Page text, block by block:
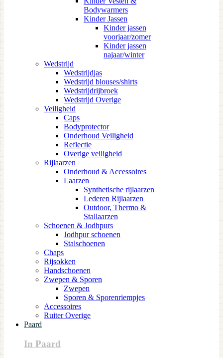
Bodywarmers
Kinder Jassen
Kinder jassen
voorjaar/zomer
Kinder jassen
najaar/winter
Wedstrijd
Wedstrijdjas
Wedstrijd blouses/shirts
Wedstrijdrijbroek
Wedstrijd Overige
Veiligheid
Caps
Bodyprotector
Onderhoud Veiligheid
Reflectie
Overige veiligheid
Rijlaarzen
Onderhoud & Accessoires
Laarzen
Synthetische rijlaarzen
Lederen Rijlaarzen
Outdoor, Thermo &
Stallaarzen
Schoenen & Jodhpurs
Jodhpur schoenen
Stalschoenen
Chaps
Rijsokken
Handschoenen
Zwepen & Sporen
Zwepen
Sporen & Sporenriempjes
Accessoires
Ruiter Overige
Paard
In Paard